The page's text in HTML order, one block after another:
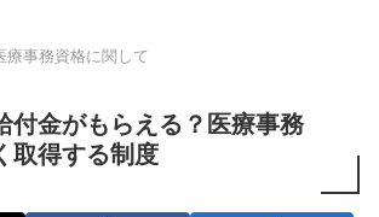
療事務資格に関して
付金がもらえる？医療事務
取得する制度